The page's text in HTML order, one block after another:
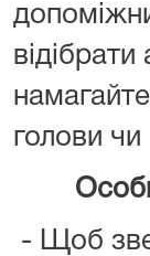
голови
- Щоб